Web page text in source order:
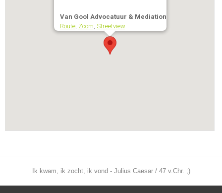
Van Gool Advocatuur & Mediation
Route, Zoom, Streetview
Ik kwam, ik zocht, ik vond - Julius Caesar / 47 v.Chr. ;)